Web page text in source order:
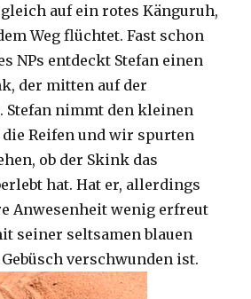
auf ein rotes Känguruh,
Weg flüchtet. Fast schon
NPs entdeckt Stefan einen
der mitten auf der
Stefan nimmt den kleinen
Reifen und wir spurten
ob der Skink das
hat. Hat er, allerdings
Anwesenheit wenig erfreut
seiner seltsamen blauen
verschwunden ist.